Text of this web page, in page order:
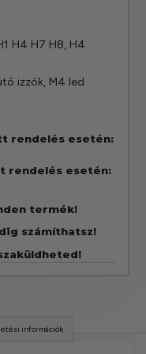
H4 H7 H8, H4
izzók, M4 led
rendelés esetén:
rendelés esetén:
termék!
számíthatsz!
információk